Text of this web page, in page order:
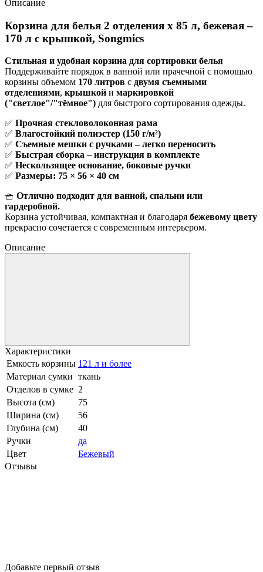
Описание
Корзина для белья 2 отделения x 85 л, бежевая –
170 л с крышкой, Songmics
Стильная и удобная корзина для сортировки белья
Поддерживайте порядок в ванной или прачечной с помощью
корзины объемом 170 литров с двумя съемными
отделениями, крышкой и маркировкой
("светлое"/"тёмное") для быстрого сортирования одежды.
✅ Прочная стекловолоконная рама
✅ Влагостойкий полиэстер (150 г/м²)
✅ Съемные мешки с ручками – легко переносить
✅ Быстрая сборка – инструкция в комплекте
✅ Нескользящее основание, боковые ручки
✅ Размеры: 75 × 56 × 40 см
🧺 Отлично подходит для ванной, спальни или
гардеробной.
Корзина устойчивая, компактная и благодаря бежевому цвету
прекрасно сочетается с современным интерьером.
Описание
Характеристики
Емкость корзины 121 л и более
Материал сумки ткань
Отделов в сумке 2
Высота (см)
75
Ширина (см)
56
Глубина (см)
40
Ручки
да
Цвет
Бежевый
Отзывы
Добавьте первый отзыв